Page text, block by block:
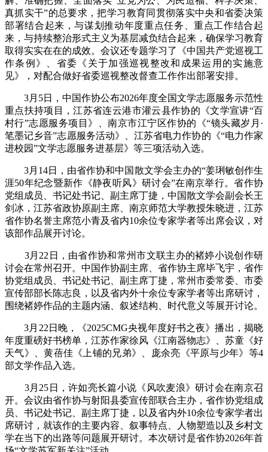
真抓实干”的总要求，把学习教育同贯彻落实中央和省委决策
部署结合起来，与谋划推动年度重点任务、重点工作结合起
来，与持续整治形式主义为基层减负结合起来，确保学习教育
取得实实在在的成效。会议还专题学习了《中国共产党巡视工
作条例》、省委《关于加强巡视整改和成果运用的实施意
见》，对配合做好省委巡视整改督查工作作出部署安排。
3月5日，中国作协公布2026年度全国文学志愿服务示范性
重点扶持项目，江苏省连云港市灌云县作协的《文学宣讲“百
村行”志愿服务项目》、南京市江宁区作协的《“镜头藏岁月·
笔墨记乡音”志愿服务活动》、江苏省电力作协的《“电力作家
进校园”文学志愿服务进基层》 等三项活动入选。
3月14日，由省作协和中国散文学会主办的“姜琍敏创作生
涯50年纪念暨新作《静夜听风》研讨会”在南京举行。省作协
党组成员、书记处书记、副主席丁捷，中国散文学会副会长王
剑冰，江苏省政协原副主席、南京师范大学教授朱晓进，江苏
省作协名誉主席范小青及省内10余位专家学者等出席会议，对
该部作品展开讨论。
3月22日，由省作协和常州市文联主办的褚婷小说创作研
讨会在常州召开。中国作协副主席、省作协主席毕飞宇，省作
协党组成员、书记处书记、副主席丁捷，常州市委常委、市委
宣传部部长陈志良，以及省内外十余位专家学者等出席研讨 ，
围绕褚婷作品的主题内涵、叙述结构、时代意义等展开讨论。
3月22日晚，《2025CMG央视年度好书之夜》播出，揭晓
年度重磅好书榜单，江苏作家徐风《江南器物志》、苏童《好
天气》、黄蓓佳《上铺的兄弟》、庞余亮《平原与少年》等4
部文学作品入选。
3月25日，许如亮长篇小说《风吹麦浪》研讨会在南京召
开。会议由省作协与射阳县委宣传部联合主办，省作协党组成
员、书记处书记、副主席丁捷，以及省内外10余位专家学者出
席研讨 ， 就该作的主要内容、叙事特点、人物塑造以及乡村文
学在当下的出路等问题展开研讨。本次研讨是省作协2026年首